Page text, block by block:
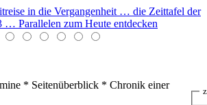
in die Vergangenheit … die Zeittafel der
… Parallelen zum Heute entdecken
* Seitenüberblick * Chronik einer